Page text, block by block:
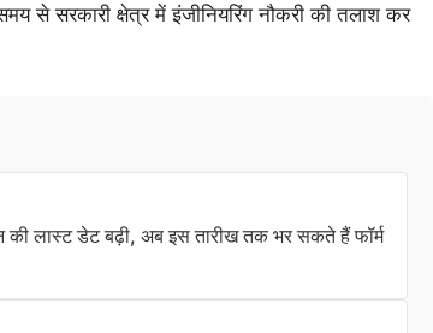
से सरकारी क्षेत्र में इंजीनियरिंग नौकरी की तलाश कर
लास्ट डेट बढ़ी, अब इस तारीख तक भर सकते हैं फॉर्म